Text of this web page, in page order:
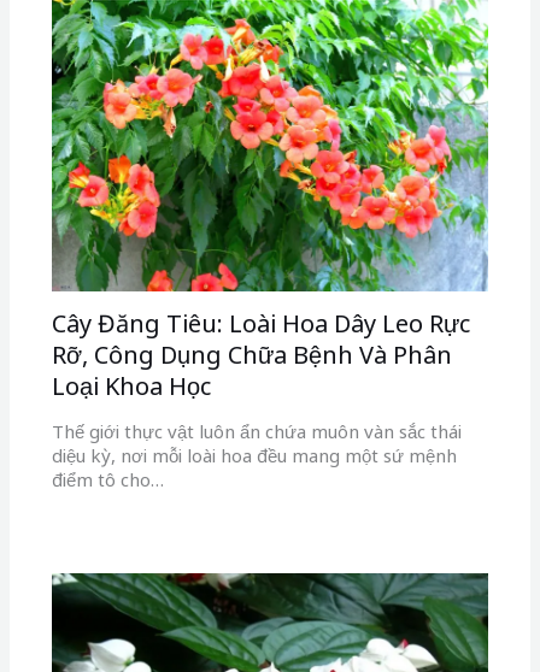
Cây Đăng Tiêu: Loài Hoa Dây Leo Rực
Rỡ, Công Dụng Chữa Bệnh Và Phân
Loại Khoa Học
Thế giới thực vật luôn ẩn chứa muôn vàn sắc thái
diệu kỳ, nơi mỗi loài hoa đều mang một sứ mệnh
điểm tô cho…